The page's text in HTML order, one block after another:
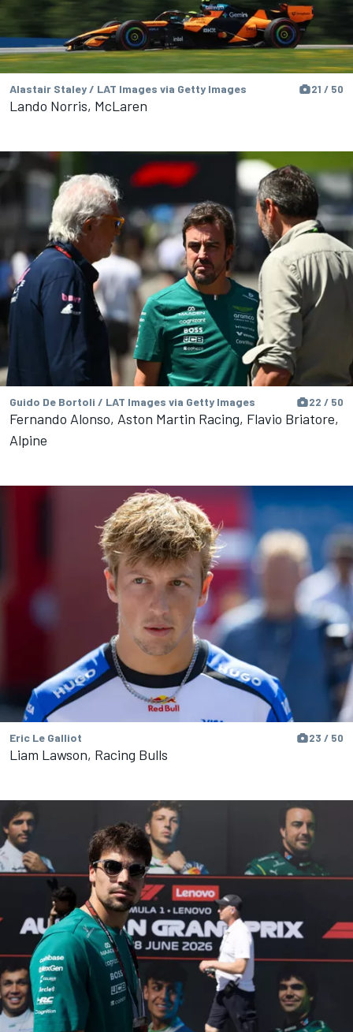
Alastair Staley / LAT Images via Getty Images 21 / 50
Lando Norris, McLaren
Guido De Bortoli / LAT Images via Getty Images 22 / 50
Fernando Alonso, Aston Martin Racing, Flavio Briatore,
Alpine
Eric Le Galliot 23 / 50
Liam Lawson, Racing Bulls